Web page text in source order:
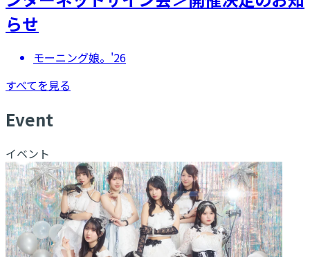
らせ
モーニング娘。'26
すべてを見る
Event
イベント